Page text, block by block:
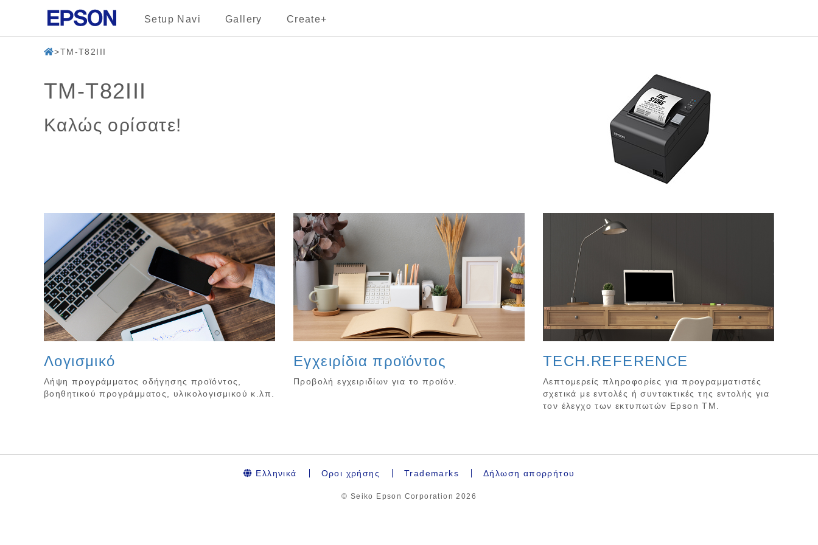
Setup Navi Gallery Create+
TM-T82III
TM-T82III
Καλώς ορίσατε!
Λογισμικό
Λήψη προγράμματος οδήγησης προϊόντος,
βοηθητικού προγράμματος, υλικολογισμικού κ.λπ.
Εγχειρίδια προϊόντος
Προβολή εγχειριδίων για το προϊόν.
TECH.REFERENCE
Λεπτομερείς πληροφορίες για προγραμματιστές
σχετικά με εντολές ή συντακτικές της εντολής για
τον έλεγχο των εκτυπωτών Epson TM.
Ελληνικά Οροι χρήσης Trademarks Δήλωση απορρήτου
© Seiko Epson Corporation2026